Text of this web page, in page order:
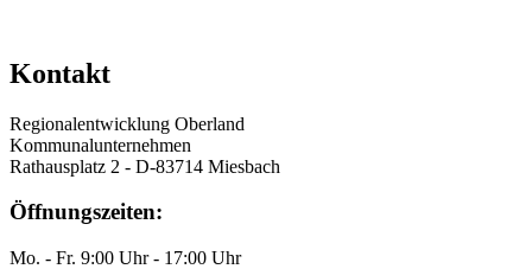
Kontakt
Regionalentwicklung Oberland
Kommunalunternehmen
Rathausplatz 2 - D-83714 Miesbach
Öffnungszeiten:
Mo. - Fr. 9:00 Uhr - 17:00 Uhr